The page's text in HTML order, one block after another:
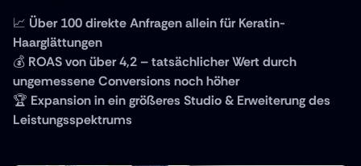
📈 Über 100 direkte Anfragen allein für Keratin-
Haarglättungen
💰 ROAS von über 4,2 – tatsächlicher Wert durch
ungemessene Conversions noch höher
🏆 Expansion in ein größeres Studio & Erweiterung des
Leistungsspektrums